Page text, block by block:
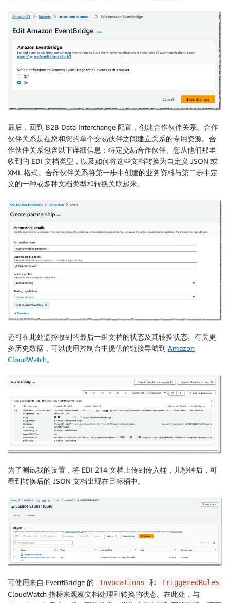
最后，回到 B2B Data Interchange 配置，创建合作伙伴关系。合作
伙伴关系是在您和您的单个交易伙伴之间建立关系的专用资源。合
作伙伴关系包含以下详细信息：特定交易合作伙伴、您从他们那里
收到的 EDI 文档类型，以及如何将这些文档转换为自定义 JSON 或
XML 格式。合作伙伴关系将第一步中创建的业务资料与第二步中定
义的一种或多种文档类型和转换关联起来。
还可在此处监控收到的最后一组文档的状态及其转换状态。有关更
多历史数据，可以使用控制台中提供的链接导航到 Amazon
CloudWatch。
为了测试我的设置，将 EDI 214 文档上传到传入桶，几秒钟后，可
看到转换后的 JSON 文档出现在目标桶中。
可使用来自 EventBridge 的 Invocations 和 TriggeredRules
CloudWatch 指标来观察文档处理和转换的状态。在此处，与